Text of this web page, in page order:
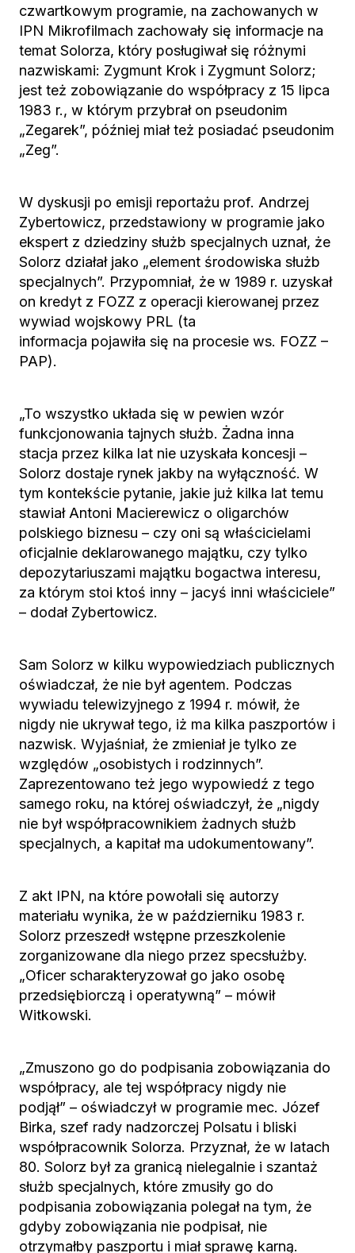
czwartkowym programie, na zachowanych w
IPN Mikrofilmach zachowały się informacje na
temat Solorza, który posługiwał się różnymi
nazwiskami: Zygmunt Krok i Zygmunt Solorz;
jest też zobowiązanie do współpracy z 15 lipca
1983 r., w którym przybrał on pseudonim
„Zegarek”, później miał też posiadać pseudonim
„Zeg”.
W dyskusji po emisji reportażu prof. Andrzej
Zybertowicz, przedstawiony w programie jako
ekspert z dziedziny służb specjalnych uznał, że
Solorz działał jako „element środowiska służb
specjalnych”. Przypomniał, że w 1989 r. uzyskał
on kredyt z FOZZ z operacji kierowanej przez
wywiad wojskowy PRL (ta
informacja pojawiła się na procesie ws. FOZZ –
PAP).
„To wszystko układa się w pewien wzór
funkcjonowania tajnych służb. Żadna inna
stacja przez kilka lat nie uzyskała koncesji –
Solorz dostaje rynek jakby na wyłączność. W
tym kontekście pytanie, jakie już kilka lat temu
stawiał Antoni Macierewicz o oligarchów
polskiego biznesu – czy oni są właścicielami
oficjalnie deklarowanego majątku, czy tylko
depozytariuszami majątku bogactwa interesu,
za którym stoi ktoś inny – jacyś inni właściciele”
– dodał Zybertowicz.
Sam Solorz w kilku wypowiedziach publicznych
oświadczał, że nie był agentem. Podczas
wywiadu telewizyjnego z 1994 r. mówił, że
nigdy nie ukrywał tego, iż ma kilka paszportów i
nazwisk. Wyjaśniał, że zmieniał je tylko ze
względów „osobistych i rodzinnych”.
Zaprezentowano też jego wypowiedź z tego
samego roku, na której oświadczył, że „nigdy
nie był współpracownikiem żadnych służb
specjalnych, a kapitał ma udokumentowany”.
Z akt IPN, na które powołali się autorzy
materiału wynika, że w październiku 1983 r.
Solorz przeszedł wstępne przeszkolenie
zorganizowane dla niego przez specsłużby.
„Oficer scharakteryzował go jako osobę
przedsiębiorczą i operatywną” – mówił
Witkowski.
„Zmuszono go do podpisania zobowiązania do
współpracy, ale tej współpracy nigdy nie
podjął” – oświadczył w programie mec. Józef
Birka, szef rady nadzorczej Polsatu i bliski
współpracownik Solorza. Przyznał, że w latach
80. Solorz był za granicą nielegalnie i szantaż
służb specjalnych, które zmusiły go do
podpisania zobowiązania polegał na tym, że
gdyby zobowiązania nie podpisał, nie
otrzymałby paszportu i miał sprawę karną.